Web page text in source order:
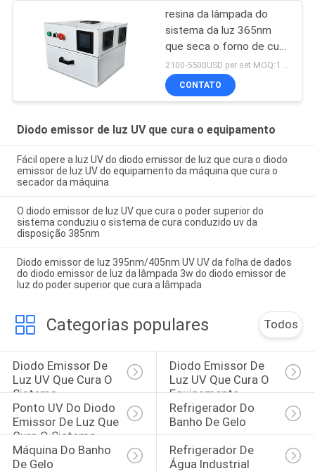
resina da lâmpada do
sistema da luz 365nm
que seca o forno de cura
conduzido uv da caixa
405nm
2100-5500USD per set MOQ:1 grupo
CONTATO
Diodo emissor de luz UV que cura o equipamento
Fácil opere a luz UV do diodo emissor de luz que cura o diodo
emissor de luz UV do equipamento da máquina que cura o
secador da máquina
O diodo emissor de luz UV que cura o poder superior do
sistema conduziu o sistema de cura conduzido uv da
disposição 385nm
Diodo emissor de luz 395nm/405nm UV UV da folha de dados
do diodo emissor de luz da lâmpada 3w do diodo emissor de
luz do poder superior que cura a lâmpada
Categorias populares Todos
Diodo Emissor De
Luz UV Que Cura O
Sistema
Diodo Emissor De
Luz UV Que Cura O
Equipamento
Ponto UV Do Diodo
Emissor De Luz Que
Cura O Sistema
Refrigerador Do
Banho De Gelo
Máquina Do Banho
De Gelo
Refrigerador De
Água Industrial